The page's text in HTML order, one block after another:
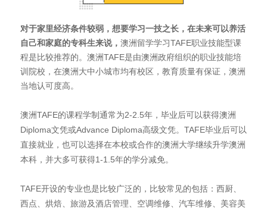
对于家里经济条件较弱，想要学习一技之长，在未来可以养活
自己和家庭的专科生来说， 澳洲留学学习TAFE职业技能型课
程是比较推荐的。 澳洲TAFE是由澳洲政府组织的职业技能培
训院校，在澳洲大中小城市均有校区，教育质量有保证，澳洲
当地认可度高。
澳洲TAFE的课程学制通常为2-2.5年，毕业后可以获得澳洲
Diploma文凭或Advance Diploma高级文凭。TAFE毕业后可以
直接就业，也可以选择在本校或合作的澳洲大学继续升学澳洲
本科，并大多可获得1-1.5年的学分减免。
TAFE开设的专业也是比较广泛的，比较常见的包括：西厨、
西点、烘焙、旅游及酒店管理、空调维修、汽车维修、美容美